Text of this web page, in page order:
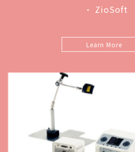
• ZioSoft
Learn More